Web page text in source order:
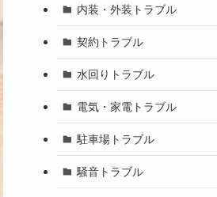
内装・外装トラブル
契約トラブル
水回りトラブル
電気・家電トラブル
駐車場トラブル
騒音トラブル